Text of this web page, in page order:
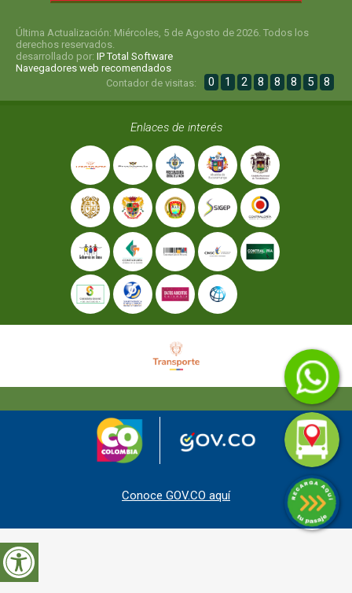
Última Actualización: Miércoles, 5 de Agosto de 2026. Todos los
derechos reservados.
desarrollado por: IP Total Software
Navegadores web recomendados
Contador de visitas:
0 1 2 8 8 8 5 8
Enlaces de interés
Conoce GOV.CO aquí